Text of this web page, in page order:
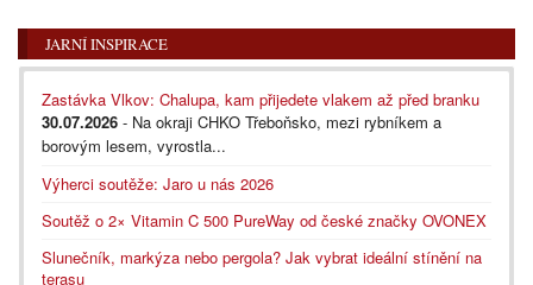
JARNÍ INSPIRACE
Zastávka Vlkov: Chalupa, kam přijedete vlakem až před branku
30.07.2026 - Na okraji CHKO Třeboňsko, mezi rybníkem a
borovým lesem, vyrostla...
Výherci soutěže: Jaro u nás 2026
Soutěž o 2× Vitamin C 500 PureWay od české značky OVONEX
Slunečník, markýza nebo pergola? Jak vybrat ideální stínění na
terasu